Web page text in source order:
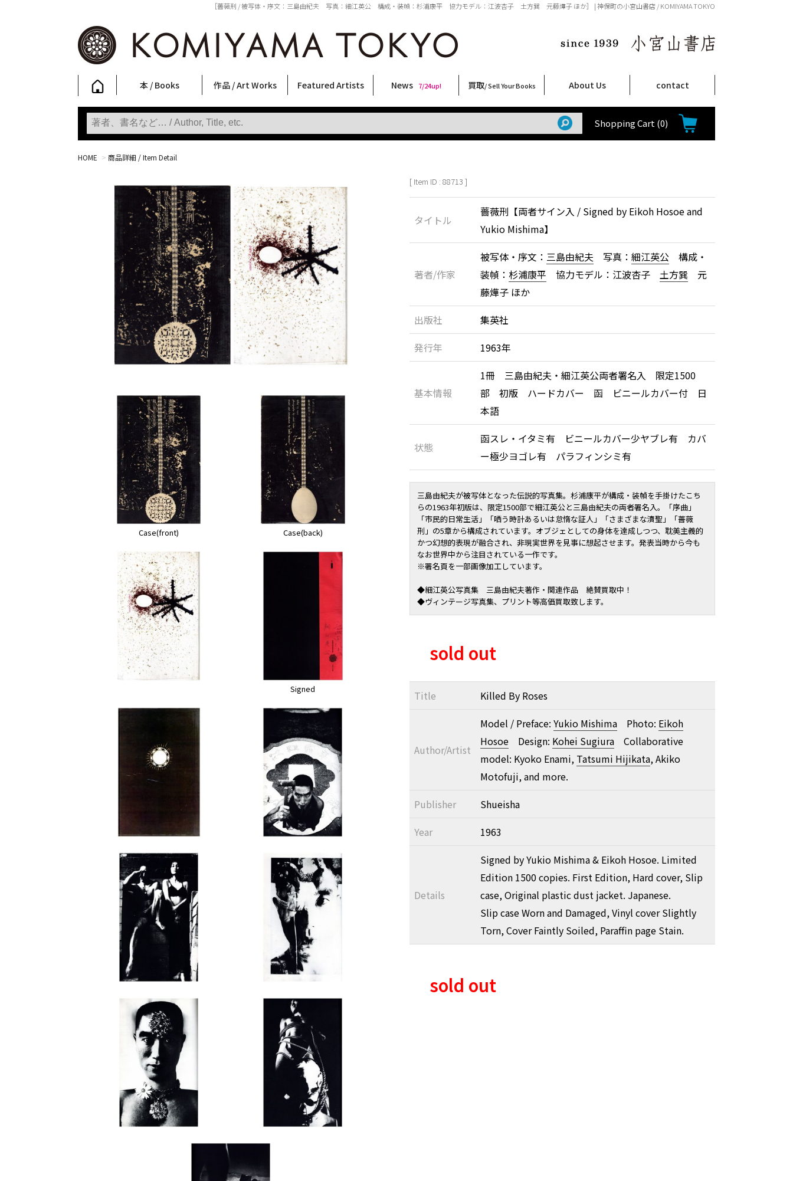
［薔薇刑 / 被写体・序文：三島由紀夫 写真：細江英公 構成・装幀：杉浦康平 協力モデル：江波杏子 土方巽 元藤燁子 ほか］ | 神保町の小宮山書店 / KOMIYAMA TOKYO
本 / Books
写真集
Photobooks
ファッション
Fashion
アート / 美術
Art
文学・人文
Literature & Humanities
日本文化
Japanese Culture
新刊
New Books
SALE
SALE
作品 / Art Works
フォトグラフィー
Photography
ポスター
Posters
ストリートアート
Street Art
立体・その他
Sculptures / etc
アートワークス
Art Works
Primary Artworks
KOMIYAMA TOKYO ART LABEL
版画
Prints
Featured Artists
稲嶺啓一(東風終)
村田言恵
丸岡和吾
Rico Casella
キム・ロートン
菅谷晋一
柴田亜美
内藤啓介
CHRIS
須藤昌人
三島由紀夫
横尾忠則
大類信
二本木里美
秋赤音
佐伯俊男
内藤ルネ
林月光
天野タケル
春川ナミオ
森山大道
三島剛
大西洋介
COOKIE
北島敬三
News 7/24up!
新着・おすすめ商品 9/7up!
フェア・イベント情報 7/24up!
お店からのお知らせ 6/1up!
買取/ Sell Your Books
買取ブログ
買取専用フォーム
古書 / 古本の買取
美術品の買取
出張買取について
宅配買取について
店頭買取について
よくある質問
About Us
店舗案内
Shop Infomation
ご注文について
How to Order
特定商取引法に関する表示
プライバシーポリシー
contact
Shopping Cart (0)
HOME > 商品詳細 / Item Detail
Case(front) Case(back)
Signed
[ Item ID : 88713 ]
タイトル
薔薇刑【両者サイン入 / Signed by Eikoh Hosoe and
Yukio Mishima】
著者/作家
被写体・序文： 三島由紀夫 写真： 細江英公 構成・
装幀： 杉浦康平 協力モデル：江波杏子 土方巽元
藤燁子 ほか
出版社
集英社
発行年
1963年
基本情報
1冊 三島由紀夫・細江英公両者署名入 限定1500
部 初版 ハードカバー 函 ビニールカバー付 日
本語
状態
函スレ・イタミ有 ビニールカバー少ヤブレ有 カバ
ー極少ヨゴレ有 パラフィンシミ有
三島由紀夫が被写体となった伝説的写真集。杉浦康平が構成・装幀を手掛けたこち
らの1963年初版は、限定1500部で細江英公と三島由紀夫の両者署名入。「序曲」
「市民的日常生活」「哂う時計あるいは怠惰な証人」「さまざまな瀆聖」「薔薇
刑」の5章から構成されています。オブジェとしての身体を達成しつつ、耽美主義的
かつ幻想的表現が融合され、非現実世界を見事に想起させます。発表当時から今も
なお世界中から注目されている一作です。
※署名頁を一部画像加工しています。
◆細江英公写真集 三島由紀夫著作・関連作品 絶賛買取中！
◆ヴィンテージ写真集、プリント等高価買取致します。
sold out
Title Killed By Roses
Author/Artist
Model / Preface: Yukio MishimaPhoto: Eikoh
HosoeDesign: Kohei SugiuraCollaborative
model: Kyoko Enami, Tatsumi Hijikata, Akiko
Motofuji, and more.
Publisher
Shueisha
Year
1963
Details
Signed by Yukio Mishima & Eikoh Hosoe. Limited
Edition 1500 copies. First Edition, Hard cover, Slip
case, Original plastic dust jacket. Japanese.
Slip case Worn and Damaged, Vinyl cover Slightly
Torn, Cover Faintly Soiled, Paraffin page Stain.
sold out